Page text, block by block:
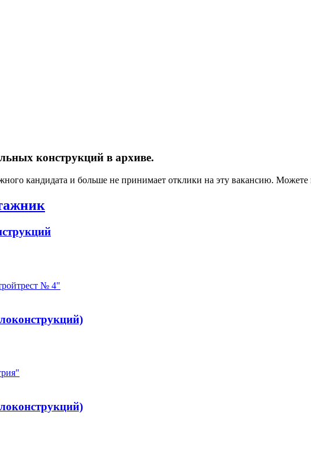
конструкций в архиве.
кандидата и больше не принимает отклики на эту вакансию. Можете
№ 4"